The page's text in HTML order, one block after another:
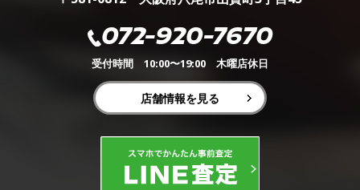
072-920-7670
受付時間 10:00〜19:00 木曜店休日
店舗情報を見る